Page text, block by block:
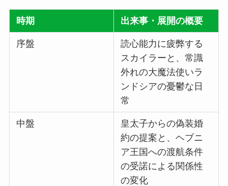
時期 出来事・展開の概要
序盤
読心能力に疲弊する
スカイラーと、常識
外れの大魔法使いラ
ンドシアの憂鬱な日
常
中盤
皇太子からの偽装婚
約の提案と、ヘブニ
ア王国への渡航条件
の受諾による関係性
の変化